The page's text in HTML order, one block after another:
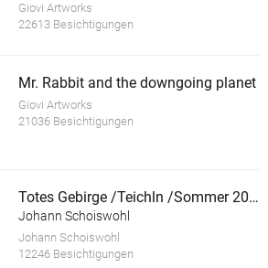
Giovi Artworks
22613 Besichtigungen
Mr. Rabbit and the downgoing planet
Giovi Artworks
21036 Besichtigungen
Totes Gebirge /Teichln /Sommer 2010
Johann Schoiswohl
Johann Schoiswohl
12246 Besichtigungen